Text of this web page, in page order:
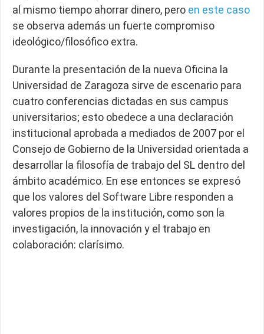
al mismo tiempo ahorrar dinero, pero en este caso
se observa además un fuerte compromiso
ideológico/filosófico extra.
Durante la presentación de la nueva Oficina la
Universidad de Zaragoza sirve de escenario para
cuatro conferencias dictadas en sus campus
universitarios; esto obedece a una declaración
institucional aprobada a mediados de 2007 por el
Consejo de Gobierno de la Universidad orientada a
desarrollar la filosofía de trabajo del SL dentro del
ámbito académico. En ese entonces se expresó
que los valores del Software Libre responden a
valores propios de la institución, como son la
investigación, la innovación y el trabajo en
colaboración: clarísimo.